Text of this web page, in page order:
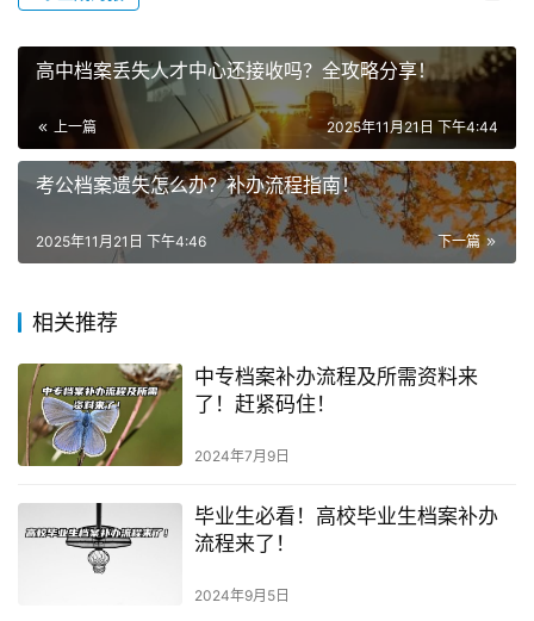
高中档案丢失人才中心还接收吗？全攻略分享！
上一篇 2025年11月21日 下午4:44
考公档案遗失怎么办？补办流程指南！
下一篇
2025年11月21日 下午4:46
相关推荐
中专档案补办流程及所需资料来
了！赶紧码住！
2024年7月9日
毕业生必看！高校毕业生档案补办
流程来了！
2024年9月5日